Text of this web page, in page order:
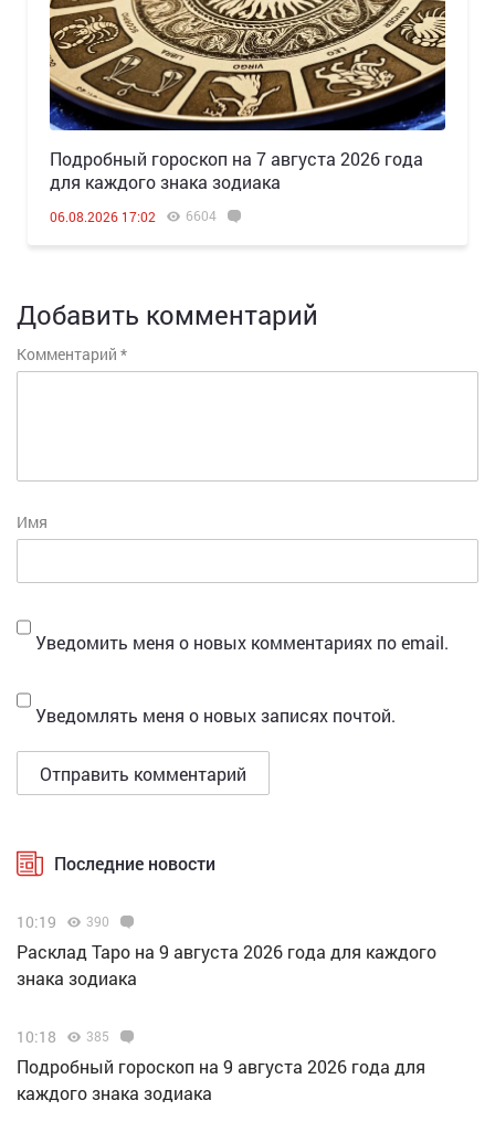
Подробный гороскоп на 7 августа 2026 года
для каждого знака зодиака
06.08.2026 17:02 6604
Добавить комментарий
Комментарий *
Имя
Уведомить меня о новых комментариях по email.
Уведомлять меня о новых записях почтой.
Последние новости
10:19 390
Расклад Таро на 9 августа 2026 года для каждого
знака зодиака
10:18 385
Подробный гороскоп на 9 августа 2026 года для
каждого знака зодиака